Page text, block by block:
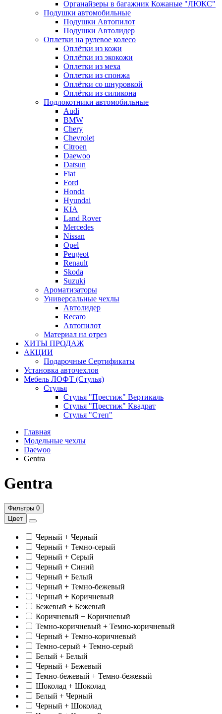
Органайзеры в багажник Кожаные "ЛЮКС"
Подушки автомобильные
Подушки Автопилот
Подушки Автолидер
Оплетки на рулевое колесо
Оплётки из кожи
Оплётки из экокожи
Оплетки из меха
Оплетки из спонжа
Оплётки со шнуровкой
Оплётки из силикона
Подлокотники автомобильные
Audi
BMW
Chery
Chevrolet
Citroen
Daewoo
Datsun
Fiat
Ford
Honda
Hyundai
KIA
Land Rover
Mercedes
Nissan
Opel
Peugeot
Renault
Skoda
Suzuki
Ароматизаторы
Универсальные чехлы
Автолидер
Recaro
Автопилот
Материал на отрез
ХИТЫ ПРОДАЖ
АКЦИИ
Подарочные Сертификаты
Установка авточехлов
Мебель ЛОФТ (Стулья)
Стулья
Стулья "Престиж" Вертикаль
Стулья "Престиж" Квадрат
Стулья "Степ"
Главная
Модельные чехлы
Daewoo
Gentra
Gentra
Фильтры 0
Цвет
Черный + Черный
Черный + Темно-серый
Черный + Серый
Черный + Синий
Черный + Белый
Черный + Темно-бежевый
Черный + Коричневый
Бежевый + Бежевый
Коричневый + Коричневый
Темно-коричневый + Темно-коричневый
Черный + Темно-коричневый
Темно-серый + Темно-серый
Белый + Белый
Черный + Бежевый
Темно-бежевый + Темно-бежевый
Шоколад + Шоколад
Белый + Черный
Черный + Шоколад